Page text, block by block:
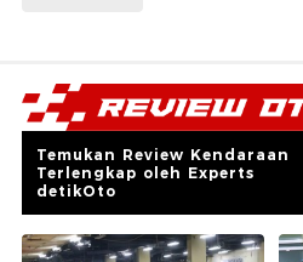
Temukan Review Kendaraan
Terlengkap oleh Experts
detikOto